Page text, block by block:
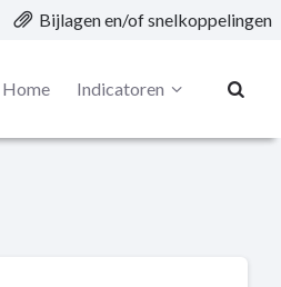
Bijlagen en/of snelkoppelingen
Home Indicatoren